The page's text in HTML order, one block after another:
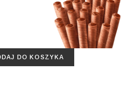
DO KOSZYKA